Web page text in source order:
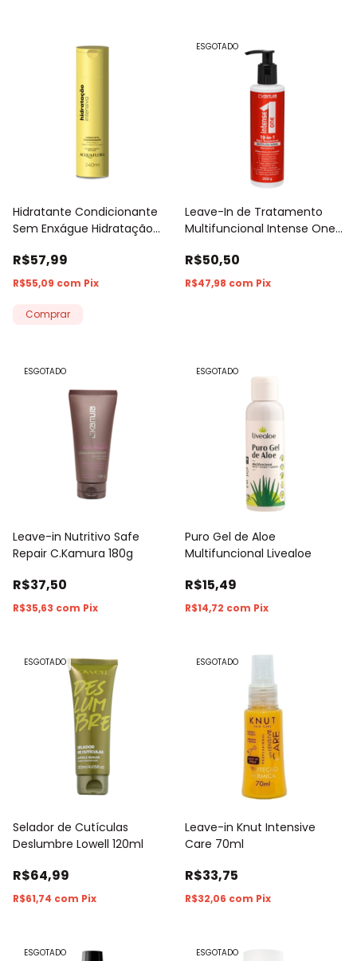
Hidratante Condicionante
Sem Enxágue Hidratação
R$57,99
R$55,09 com Pix
ESGOTADO
Leave-In de Tratamento
Multifuncional Intense One
R$50,50
R$47,98 com Pix
ESGOTADO
Leave-in Nutritivo Safe
Repair C.Kamura 180g
R$37,50
R$35,63 com Pix
ESGOTADO
Puro Gel de Aloe
Multifuncional Livealoe
R$15,49
R$14,72 com Pix
ESGOTADO
Selador de Cutículas
Deslumbre Lowell 120ml
R$64,99
R$61,74 com Pix
ESGOTADO
Leave-in Knut Intensive
Care 70ml
R$33,75
R$32,06 com Pix
ESGOTADO ESGOTADO